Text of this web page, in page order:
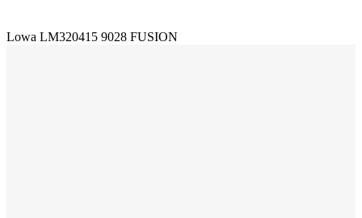
Lowa LM320415 9028 FUSION